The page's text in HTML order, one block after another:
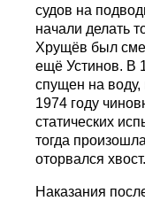
судов на
начали делать
Хрущёв был
ещё Устинов. В
спущен на
1974 году
статических
тогда
оторвался хвост.
Наказания